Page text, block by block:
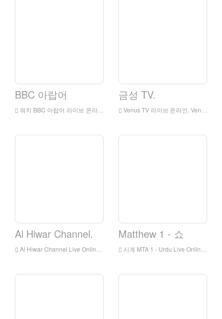
BBC 아랍어
워치 BBC 아랍어 라이브 온라인, BBC 아랍어 HD 라이브 스트리밍, 영국에서 BBC 아랍어 시계 라이브 TV
금성 TV.
Venus TV 라이브 온라인, Venus TV HD 라이브 스트리밍, 잉글랜드에서 라이브 TV
Al Hiwar Channel.
Al Hiwar Channel Live Online, Al Hiwar 채널 HD 라이브 스트리밍, Al Hiwar Channel Watch Live TV에서 영국 출신
Matthew 1 - 쇼
시계 MTA 1 - Urdu Live Online, MTA 1 - Urdu HD 라이브 스트리밍, MTA 1 - 우르두어 잉글랜드